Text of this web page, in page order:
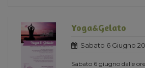
Yoga&Gelato
Sabato 6 Giugno
Sabato 6 giugno dalle